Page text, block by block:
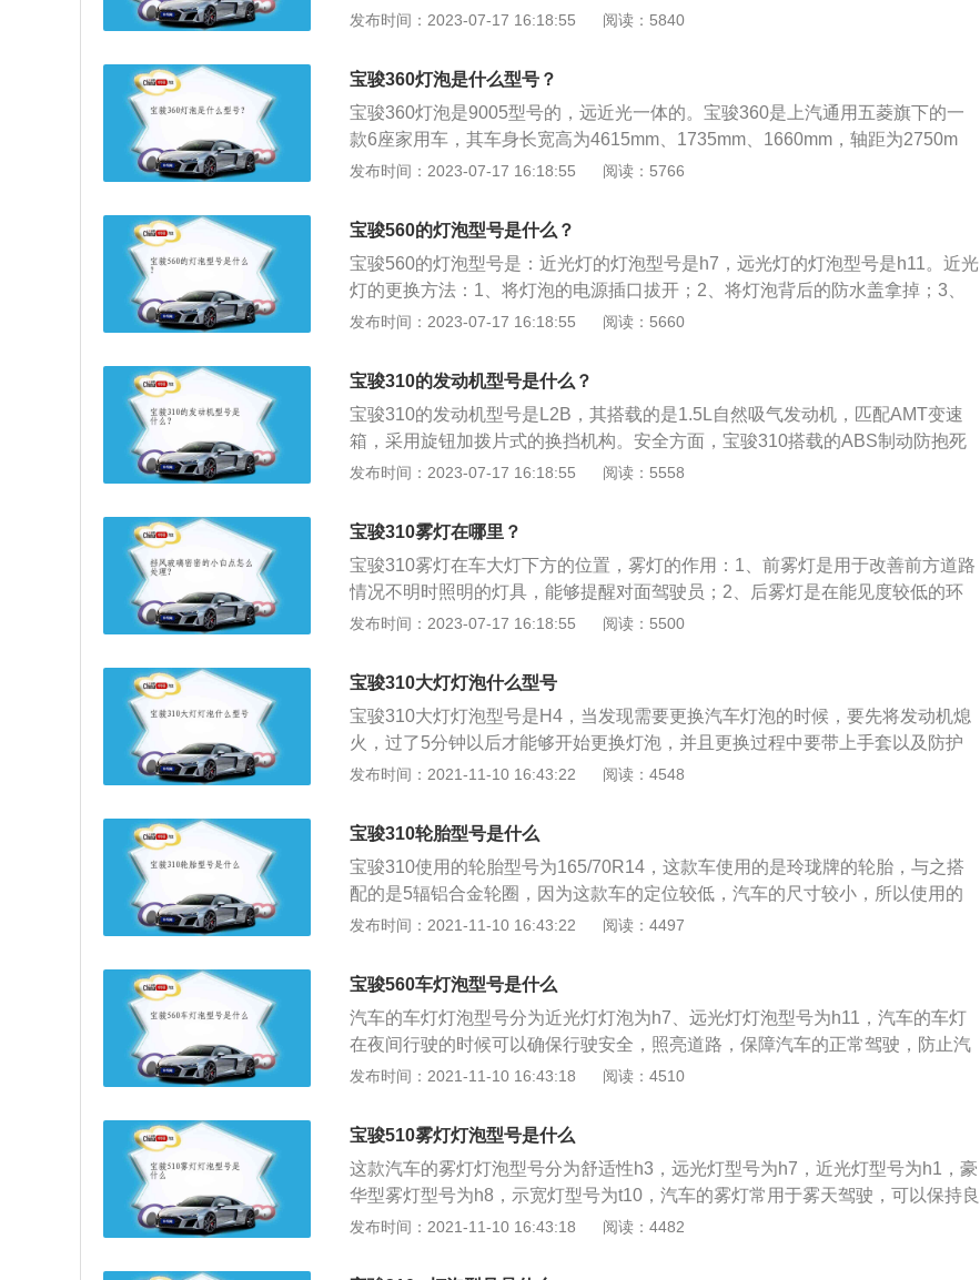
系车和韩系车中。宝骏310w是一款5门5座的旅行车，2020款宝骏310w为例，其
为40l，行李箱容积为740l，整备质量为1206kg。2020款宝骏310w搭载了1.5l自
然吸气发动机，最大马力是105ps，最大功率是77kw。
发布时间：2023-07-17 16:18:55 阅读：5840
宝骏360灯泡是什么型号？
宝骏360灯泡是9005型号的，远近光一体的。宝骏360是上汽通用五菱旗下的一
款6座家用车，其车身长宽高为4615mm、1735mm、1660mm，轴距为2750m
m。宝骏360拥有原创度高的外形设计，车身线条凌厉显眼，外形设计庄重不失年
搭配鹰眼式大灯，车身侧面有贯穿前后灯组的腰线，下方棱线与尾部相互呼应，
配合流线型的车顶和尾翼，营造出悬浮车顶的风格。
发布时间：2023-07-17 16:18:55 阅读：5766
宝骏560的灯泡型号是什么？
宝骏560的灯泡型号是：近光灯的灯泡型号是h7，远光灯的灯泡型号是h11。近光
灯的更换方法：1、将灯泡的电源插口拔开；2、将灯泡背后的防水盖拿掉；3、
将灯泡从反射罩中取出；4、将新灯泡放入反射罩，对准灯泡的固定卡位；5、重
V，长宽高分别是4620mm、1820mm、1755mm，轴距为2750mm，搭载1.5T涡
轮增压发动机、1.8L自然吸气发动机，最大功率分别是110kw、101kw，匹配6挡
手动、5挡AMT、6挡双离合变速箱。
发布时间：2023-07-17 16:18:55 阅读：5660
宝骏310的发动机型号是什么？
宝骏310的发动机型号是L2B，其搭载的是1.5L自然吸气发动机，匹配AMT变速
箱，采用旋钮加拨片式的换挡机构。安全方面，宝骏310搭载的ABS制动防抱死
系统加EBD制动力分配系统，可以在紧急刹车中保证车辆的平稳、安全，避免车
小型车，车身尺寸是长4032mm、宽1680mm、高1450mm，轴距为2550mm，油
发布时间：2023-07-17 16:18:55 阅读：5558
宝骏310雾灯在哪里？
宝骏310雾灯在车大灯下方的位置，雾灯的作用：1、前雾灯是用于改善前方道路
情况不明时照明的灯具，能够提醒对面驾驶员；2、后雾灯是在能见度较低的环
境中，让车辆后方车辆发现目标。以2020款宝骏310为例，其是一款小型车，车
985kg。2020款宝骏310搭载1.2l自然吸气发动机，最大马力是80ps，最大扭矩是
112nm，最大功率是59kw。
发布时间：2023-07-17 16:18:55 阅读：5500
宝骏310大灯灯泡什么型号
宝骏310大灯灯泡型号是H4，当发现需要更换汽车灯泡的时候，要先将发动机熄
火，过了5分钟以后才能够开始更换灯泡，并且更换过程中要带上手套以及防护
镜来保护自己。宝骏310更换大灯的正确步骤为，先将灯泡的电源插口拨开，然
是钢丝卡簧固定的，拆卸的时候要小心一点。随后就把灯泡放进反射罩内，对准
了灯泡的固定卡位，再捏住两边钢丝卡簧把它往里面推，就可以把它固定在反射
罩内了。最后再重新盖上防水盖，再插上灯泡电源就算是更换完毕了。宝骏310
的新款重新设计了雾灯，并且增加了透镜大灯，外形很是犀利，视觉效果变得更
好，能够减少驾驶员的视觉盲区，并且提高行车的安全性。
发布时间：2021-11-10 16:43:22 阅读：4548
宝骏310轮胎型号是什么
宝骏310使用的轮胎型号为165/70R14，这款车使用的是玲珑牌的轮胎，与之搭
配的是5辐铝合金轮圈，因为这款车的定位较低，汽车的尺寸较小，所以使用的
轮胎尺寸也较小一些。在这组轮胎数据中，165代表的是轮胎的宽度，相信有很
就会越好。70指的是轮胎的扁平比，扁平比指的是从轮圈至胎面的高度与轮胎的
断面测量最大的宽度的比值，这个数值通常都是使用百分比来表示的。R指的是
子午线轮胎，子午线轮胎是家用汽车使用最广泛的一种类型的轮胎，这种类型的
轮胎耐磨性能比较强，可以延长轮胎的更换周期。14代表的是轮胎的尺寸，因为
这款车的尺寸较小，所以汽车使用的轮胎尺寸也相对更好一些。不同类型的汽车
大尺寸的车型不能使用小尺寸的轮胎，因为这会影响汽车的舒适性。
发布时间：2021-11-10 16:43:22 阅读：4497
宝骏560车灯泡型号是什么
汽车的车灯灯泡型号分为近光灯灯泡为h7、远光灯灯泡型号为h11，汽车的车灯
在夜间行驶的时候可以确保行驶安全，照亮道路，保障汽车的正常驾驶，防止汽
车出现安全事故。随着汽车零部件行业的不断发展，汽车的灯泡类型逐渐增多，
汽车提供光亮，可以使汽车更好地使用车灯，在使用灯光的时候需要注意远光
灯、近光灯的使用，在夜晚道路照明条件良好的时候需要开启近光灯，在道路照
明条件不好的时候需要采用远光灯，车灯的类型不同采用的灯泡类型也有有所不
同。
发布时间：2021-11-10 16:43:18 阅读：4510
宝骏510雾灯灯泡型号是什么
这款汽车的雾灯灯泡型号分为舒适性h3，远光灯型号为h7，近光灯型号为h1，豪
华型雾灯型号为h8，示宽灯型号为t10，汽车的雾灯常用于雾天驾驶，可以保持良
好的驾驶情况。雾灯是指汽车的雾灯，用于在雨雾天气行驶的时候照明或者警告
灯、大灯、刹车灯等，汽车的雾灯在能见度比较低的情况下可以使后面的车辆看
发布时间：2021-11-10 16:43:18 阅读：4482